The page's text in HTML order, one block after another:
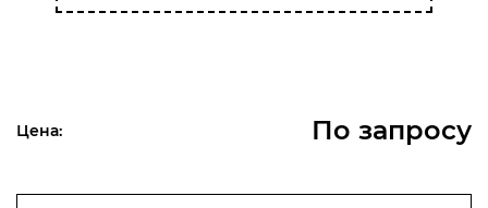
Цена: По запросу